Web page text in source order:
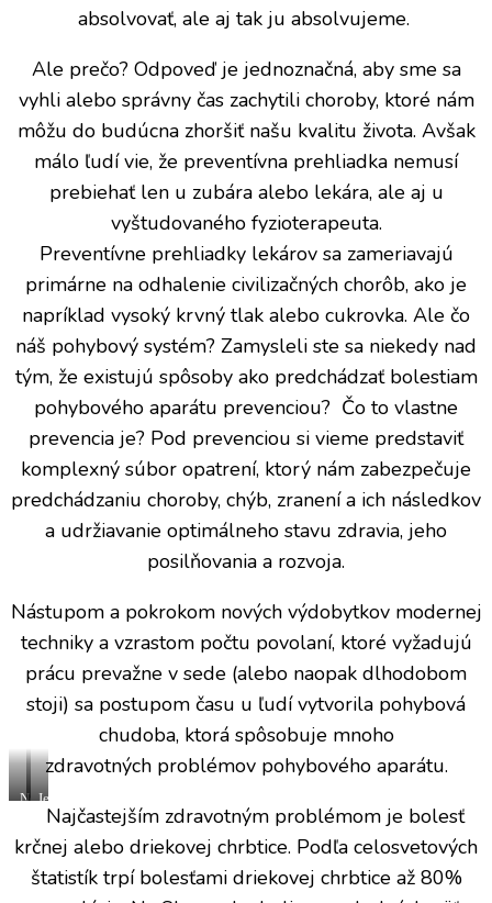
absolvovať, ale aj tak ju absolvujeme.
Ale prečo? Odpoveď je jednoznačná, aby sme sa
vyhli alebo správny čas zachytili choroby, ktoré nám
môžu do budúcna zhoršiť našu kvalitu života. Avšak
málo ľudí vie, že preventívna prehliadka nemusí
prebiehať len u zubára alebo lekára, ale aj u
vyštudovaného fyzioterapeuta.
Preventívne prehliadky lekárov sa zameriavajú
primárne na odhalenie civilizačných chorôb, ako je
napríklad vysoký krvný tlak alebo cukrovka. Ale čo
náš pohybový systém? Zamysleli ste sa niekedy nad
tým, že existujú spôsoby ako predchádzať bolestiam
pohybového aparátu prevenciou? Čo to vlastne
prevencia je? Pod prevenciou si vieme predstaviť
komplexný súbor opatrení, ktorý nám zabezpečuje
predchádzaniu choroby, chýb, zranení a ich následkov
a udržiavanie optimálneho stavu zdravia, jeho
posilňovania a rozvoja.
Nástupom a pokrokom nových výdobytkov modernej
techniky a vzrastom počtu povolaní, ktoré vyžadujú
prácu prevažne v sede (alebo naopak dlhodobom
stoji) sa postupom času u ľudí vytvorila pohybová
chudoba, ktorá spôsobuje mnoho
zdravotných problémov pohybového aparátu.
Nesprávny
dlhodobý
Jedna
možností
správneho
Najčastejším zdravotným problémom je bolesť
krčnej alebo driekovej chrbtice. Podľa celosvetových
štatistík trpí bolesťami driekovej chrbtice až 80%